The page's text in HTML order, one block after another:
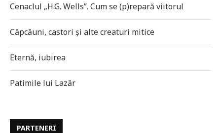
Cenaclul „H.G. Wells”. Cum se (p)repară viitorul
Căpcăuni, castori și alte creaturi mitice
Eternă, iubirea
Patimile lui Lazăr
PARTENERI